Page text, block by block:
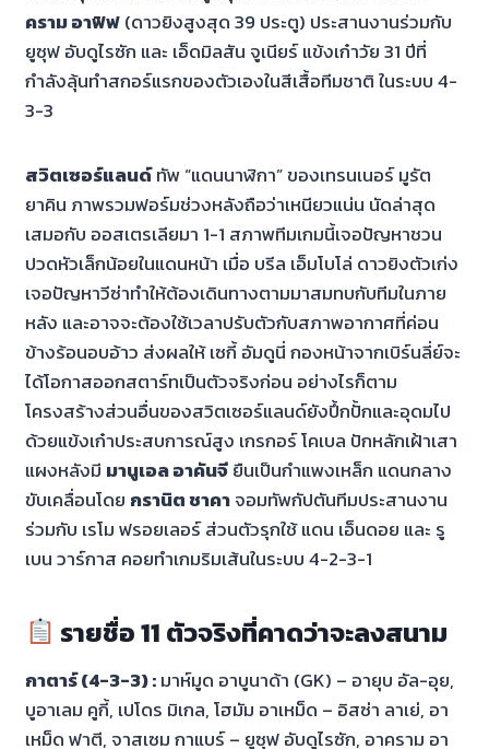
คราม อาฟิฟ(ดาวยิงสูงสุด 39 ประตู) ประสานงานร่วมกับ
ยูซุฟ อับดูไรซัก และ เอ็ดมิลสัน จูเนียร์ แข้งเก๋าวัย 31 ปีที่
กำลังลุ้นทำสกอร์แรกของตัวเองในสีเสื้อทีมชาติ ในระบบ 4-
3-3
สวิตเซอร์แลนด์ทัพ “แดนนาฬิกา” ของเทรนเนอร์ มูรัต
ยาคิน ภาพรวมฟอร์มช่วงหลังถือว่าเหนียวแน่น นัดล่าสุด
เสมอกับ ออสเตรเลียมา 1-1 สภาพทีมเกมนี้เจอปัญหาชวน
ปวดหัวเล็กน้อยในแดนหน้า เมื่อ บรีล เอ็มโบโล่ ดาวยิงตัวเก่ง
เจอปัญหาวีซ่าทำให้ต้องเดินทางตามมาสมทบกับทีมในภาย
หลัง และอาจจะต้องใช้เวลาปรับตัวกับสภาพอากาศที่ค่อน
ข้างร้อนอบอ้าว ส่งผลให้ เซกี้ อัมดูนี่ กองหน้าจากเบิร์นลี่ย์จะ
ได้โอกาสออกสตาร์ทเป็นตัวจริงก่อน อย่างไรก็ตาม
โครงสร้างส่วนอื่นของสวิตเซอร์แลนด์ยังปึ้กปั้กและอุดมไป
ด้วยแข้งเก๋าประสบการณ์สูง เกรกอร์ โคเบล ปักหลักเฝ้าเสา
แผงหลังมี มานูเอล อาคันจียืนเป็นกำแพงเหล็ก แดนกลาง
ขับเคลื่อนโดย กรานิต ชาคาจอมทัพกัปตันทีมประสานงาน
ร่วมกับ เรโม ฟรอยเลอร์ ส่วนตัวรุกใช้ แดน เอ็นดอย และ รู
เบน วาร์กาส คอยทำเกมริมเส้นในระบบ 4-2-3-1
รายชื่อ 11 ตัวจริงที่คาดว่าจะลงสนาม
กาตาร์ (4-3-3) :มาห์มูด อาบูนาด้า (GK) – อายุบ อัล-อุย,
บูอาเลม คูกี้, เปโดร มิเกล, โฮมัม อาเหม็ด – อิสซ่า ลาเย่, อา
เหม็ด ฟาตี, จาสเซม กาแบร์ – ยูซุฟ อับดูไรซัก, อาคราม อา